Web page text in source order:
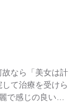
なら「美女は計
て治療を受けら
で感じの良い女